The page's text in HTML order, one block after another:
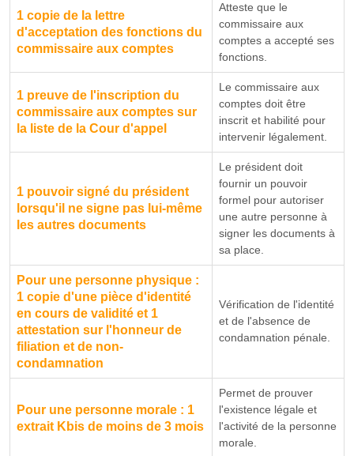
1 copie de la lettre
d'acceptation des fonctions du
commissaire aux comptes
Atteste que le
commissaire aux
comptes a accepté ses
fonctions.
1 preuve de l'inscription du
commissaire aux comptes sur
la liste de la Cour d'appel
Le commissaire aux
comptes doit être
inscrit et habilité pour
intervenir légalement.
1 pouvoir signé du président
lorsqu'il ne signe pas lui-même
les autres documents
Le président doit
fournir un pouvoir
formel pour autoriser
une autre personne à
signer les documents à
sa place.
Pour une personne physique :
1 copie d'une pièce d'identité
en cours de validité et 1
attestation sur l'honneur de
filiation et de non-
condamnation
Vérification de l'identité
et de l'absence de
condamnation pénale.
Pour une personne morale : 1
extrait Kbis de moins de 3 mois
Permet de prouver
l'existence légale et
l'activité de la personne
morale.